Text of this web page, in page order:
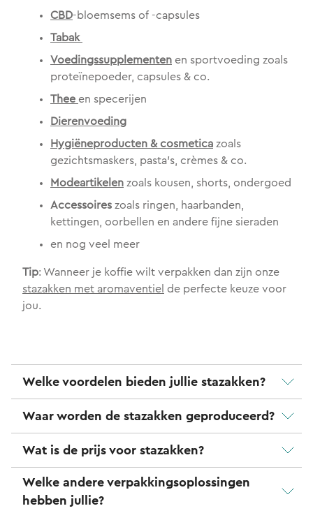
CBD-bloemsems of -capsules
Tabak
Voedingssupplementen en sportvoeding zoals
proteïnepoeder, capsules & co.
Thee en specerijen
Dierenvoeding
Hygiëneproducten & cosmetica zoals
gezichtsmaskers, pasta's, crèmes & co.
Modeartikelen zoals kousen, shorts, ondergoed
Accessoires zoals ringen, haarbanden,
kettingen, oorbellen en andere fijne sieraden
en nog veel meer
Tip: Wanneer je koffie wilt verpakken dan zijn onze
stazakken met aromaventiel de perfecte keuze voor
jou.
Welke voordelen bieden jullie stazakken?
Waar worden de stazakken geproduceerd?
Wat is de prijs voor stazakken?
Welke andere verpakkingsoplossingen
hebben jullie?